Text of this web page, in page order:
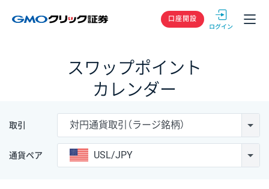
GMOクリック
口座開設
スワップポイント
カレンダー
取引 対円通貨取引（ラージ銘柄）
通貨ペア USL/JPY